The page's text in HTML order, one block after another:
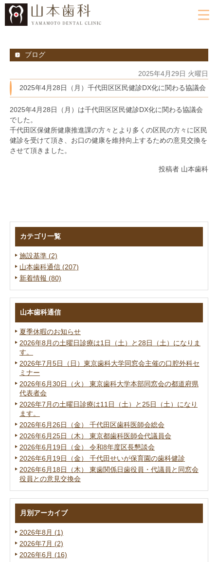
ブログ
2025年4月29日 火曜日
2025年4月28日（月）千代田区区民健診DX化に関わる協議会
2025年4月28日（月）は千代田区区民健診DX化に関わる協議会
でした。
千代田区保健所健康推進課の方々とより多くの区民の方々に区民
健診を受けて頂き、お口の健康を維持向上するための意見交換を
させて頂きました。
投稿者 山本歯科
カテゴリ一覧
施設基準 (2)
山本歯科通信 (207)
新着情報 (80)
山本歯科通信
夏季休暇のお知らせ
2026年8月の土曜日診療は1日（土）と28日（土）になりま
す。
2026年7月5日（日）東京歯科大学同窓会主催の口腔外科セ
ミナー
2026年6月30日（火） 東京歯科大学本部同窓会の都道府県
代表者会
2026年7月の土曜日診療は11日（土）と25日（土）になり
ます。
2026年6月26日（金） 千代田区歯科医師会総会
2026年6月25日（木） 東京都歯科医師会代議員会
2026年6月19日（金） 令和8年度区長懇談会
2026年6月19日（金） 千代田せいが保育園の歯科健診
2026年6月18日（木） 東歯関係日歯役員・代議員と同窓会
役員との意見交換会
月別アーカイブ
2026年8月 (1)
2026年7月 (2)
2026年6月 (16)